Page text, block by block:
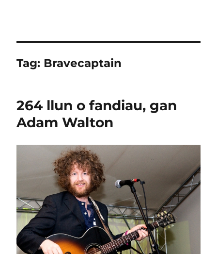
Tag: Bravecaptain
264 llun o fandiau, gan
Adam Walton